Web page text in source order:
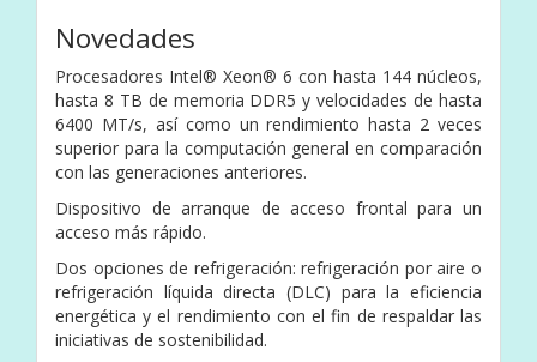
Novedades
Procesadores Intel® Xeon® 6 con hasta 144 núcleos,
hasta 8 TB de memoria DDR5 y velocidades de hasta
6400 MT/s, así como un rendimiento hasta 2 veces
superior para la computación general en comparación
con las generaciones anteriores.
Dispositivo de arranque de acceso frontal para un
acceso más rápido.
Dos opciones de refrigeración: refrigeración por aire o
refrigeración líquida directa (DLC) para la eficiencia
energética y el rendimiento con el fin de respaldar las
iniciativas de sostenibilidad.